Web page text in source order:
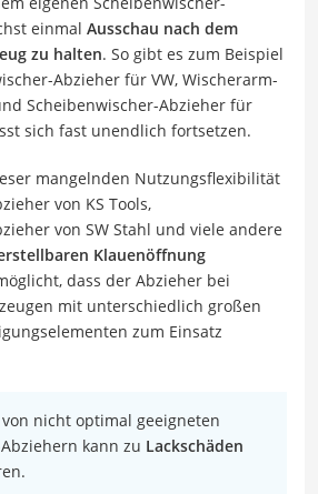
einmal Ausschau nach dem
zu halten. So gibt es zum Beispiel
Abzieher für VW, Wischerarm-
Scheibenwischer-Abzieher für
sich fast unendlich fortsetzen.
mangelnden Nutzungsflexibilität
von KS Tools,
von SW Stahl und viele andere
Klauenöffnung
dass der Abzieher bei
mit unterschiedlich großen
zum Einsatz
nicht optimal geeigneten
kann zu Lackschäden